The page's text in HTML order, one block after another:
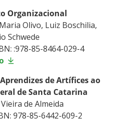
Organizacional
Olivo, Luiz Boschilia,
Schwede
:978-85-8464-029-4
de Artífices ao
de Santa Catarina
de Almeida
978-85-6442-609-2